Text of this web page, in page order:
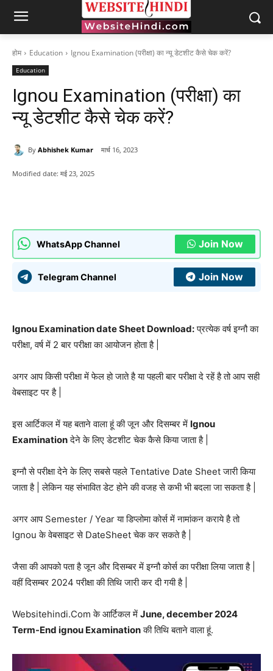
होम Education Ignou Examination (परीक्षा) का न्यू डेटशीट कैसे चेक करें?
Education
Ignou Examination (परीक्षा) का
न्यू डेटशीट कैसे चेक करें?
By Abhishek Kumar मार्च 16, 2023
Modified date: मई 23, 2025
WhatsApp Channel Join Now
Telegram Channel Join Now
Ignou Examination date Sheet Download:प्रत्येक वर्ष इग्नौ का
परीक्षा, वर्ष में 2 बार परीक्षा का आयोजन होता है |
अगर आप किसी परीक्षा में फेल हो जाते है या पहली बार परीक्षा दे रहें है तो आप सही
वेबसाइट पर है |
इस आर्टिकल में यह बताने वाला हूं की जून और दिसम्बर में Ignou
Examinationदेने के लिए डेटशीट चेक कैसे किया जाता है |
इग्नौ से परीक्षा देने के लिए सबसे पहले Tentative Date Sheet जारी किया
जाता है | लेकिन यह संभावित डेट होने की वजह से कभी भी बदला जा सकता है |
अगर आप Semester / Year या डिप्लोमा कोर्स में नामांकन कराये है तो
Ignou के वेबसाइट से DateSheet चेक कर सकते है |
जैसा की आपको पता है जून और दिसम्बर में इग्नौ कोर्स का परीक्षा लिया जाता है |
वहीं दिसम्बर 2024 परीक्षा की तिथि जारी कर दी गयी है |
Websitehindi.Com के आर्टिकल में June, december 2024
Term-End ignou Examinationकी तिथि बताने वाला हूं.